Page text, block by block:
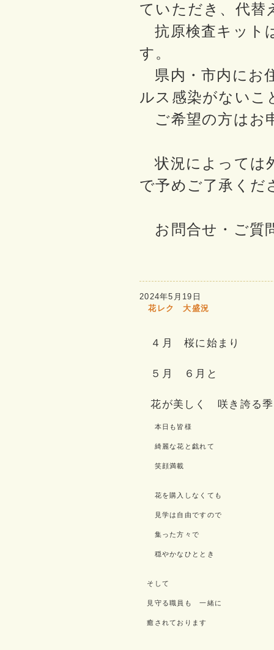
ていただき、代替
抗原検査キット
す。
県内・市内にお
ルス感染がないこ
ご希望の方はお
状況によっては
で予めご了承くだ
お問合せ・ご質
2024年5月19日
花レク 大盛況
４月 桜に始まり
５月 ６月と
花が美しく 咲き誇る
本日も皆様
綺麗な花と戯れて
笑顔満載
花を購入しなくても
見学は自由ですので
集った方々で
穏やかなひととき
そして
見守る職員も 一緒に
癒されております